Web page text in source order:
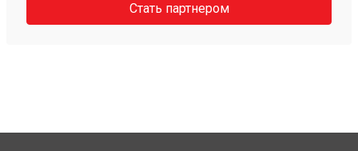
Стать партнером